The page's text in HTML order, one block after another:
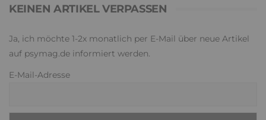
KEINEN ARTIKEL VERPASSEN
Ja, ich möchte 1-2x monatlich per E-Mail über neue Artikel
auf psymag.de informiert werden.
E-Mail-Adresse